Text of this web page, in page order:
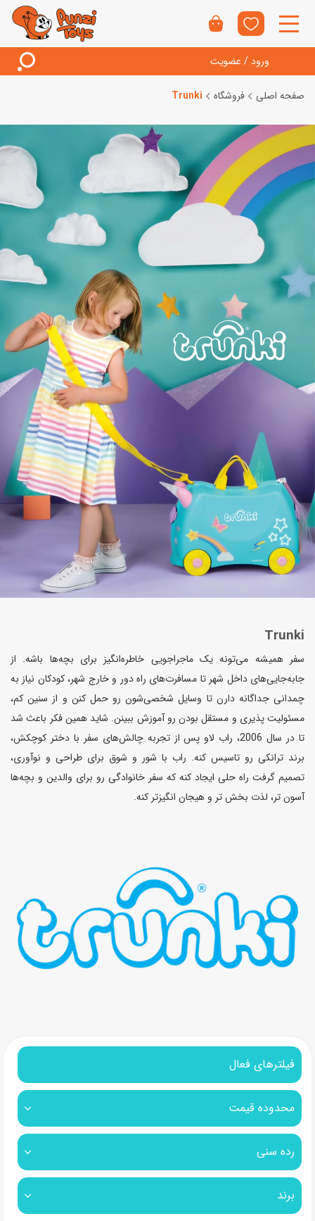
ورود / عضویت
صفحه اصلی فروشگاه Trunki
Trunki
سفر همیشه می‌تونه یک ماجراجویی خاطره‌انگیز برای بچه‌ها باشه. از
جابه‌جایی‌های داخل شهر تا مسافرت‌های راه دور و خارج شهر، کودکان نیاز به
چمدانی جداگانه دارن تا وسایل شخصی‌شون رو حمل کنن و از سنین کم،
مسئولیت پذیری و مستقل بودن رو آموزش ببینن. شاید همین فکر باعث شد
تا در سال 2006، راب لاو پس از تجربه چالش‌های سفر با دختر کوچکش،
برند ترانکی رو تاسیس کنه. راب با شور و شوق برای طراحی و نوآوری،
تصمیم گرفت راه حلی ایجاد کنه که سفر خانوادگی رو برای والدین و بچه‌ها
آسون تر، لذت بخش تر و هیجان انگیزتر کنه.
فیلترهای فعال
محدوده قیمت
رده سنی
برند